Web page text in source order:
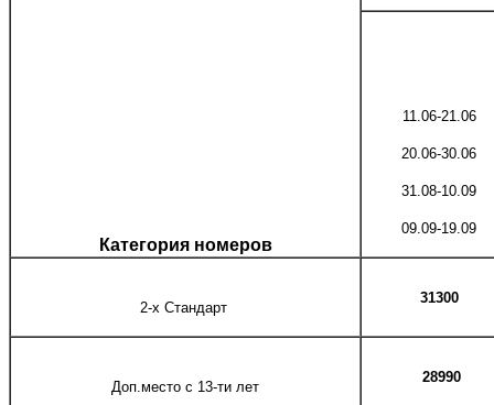
Категория номеров
11.06-21.06
20.06-30.06
31.08-10.09
09.09-19.09
2-х Стандарт
31300
Доп.место с 13-ти лет
28990